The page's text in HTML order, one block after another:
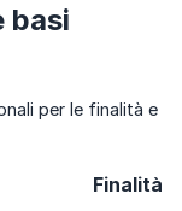
basi
per le finalità e
Finalità